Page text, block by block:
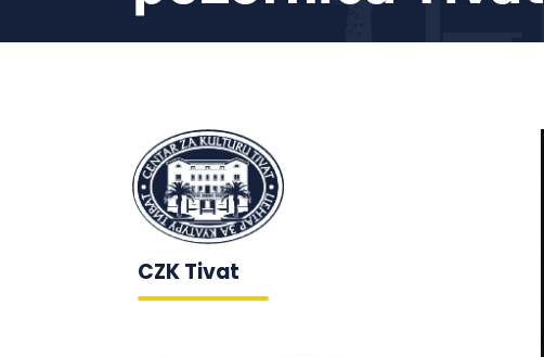
CZK Tivat